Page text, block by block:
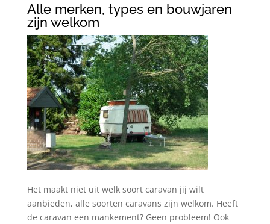
Alle merken, types en bouwjaren
zijn welkom
Het maakt niet uit welk soort caravan jij wilt
aanbieden, alle soorten caravans zijn welkom. Heeft
de caravan een mankement? Geen probleem! Ook